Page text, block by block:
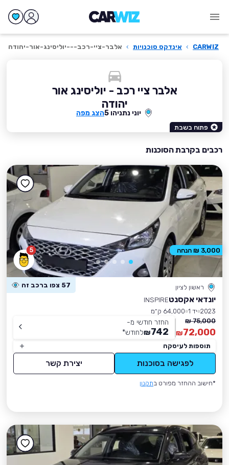
CARWIZ
› אינדקס סוכנויות › אלבר-ציי-רכב---יוליסינג-אור-יהודה
אלבר ציי רכב - יוליסינג אור
יהודה
יוני נתניהו 5 הצג מפה
פתוח בשבת
רכבים בקרבת הסוכנות
5
ראשון לציון 57 צפו ברכב זה
יונדאי אקסנטINSPIRE
2023 יד 1
64,000 ק״מ
75,000 ₪
72,000
₪
החזר חודשי מ-
742
₪לחודש*
תוספות לעיסקה
לפגישה בסוכנות יצירת קשר
*חישוב ההחזר מפורט בתקנון
3,000 ₪ הנחה